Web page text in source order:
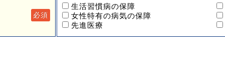
必須
生活習慣病の保障
女性特有の病気の保障
先進医療